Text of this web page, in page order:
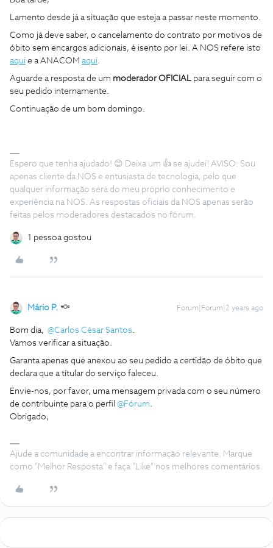
Lamento desde já a situação que esteja a passar neste momento.
Como já deve saber, o cancelamento do contrato por motivos de
óbito sem encargos adicionais, é isento por lei. A NOS refere isto
aqui e a ANACOM aqui.
Aguarde a resposta de um moderador OFICIAL para seguir com o
seu pedido internamente.
Continuação de um bom domingo.
Espero que tenha ajudado! 😊 Deixa um 👍 se ajudei! AVISO: Sou
apenas cliente da NOS e entusiasta de tecnologia, pelo que
qualquer informação será do meu próprio conhecimento e
experiência na NOS. As respostas oficiais da NOS apenas serão
feitas pelos moderadores destacados no fórum.
1 pessoa gostou
Mário P. Forum|Forum|2 years ago
Bom dia, @Carlos César Santos.
Vamos verificar a situação.
Garanta apenas que anexou ao seu pedido a certidão de óbito que
declara que a títular do serviço faleceu.
Envie-nos, por favor, uma mensagem privada com o seu número
de contribuinte para o perfil @Fórum.
Obrigado,
Ajude a comunidade a encontrar informação relevante. Marque
como "Melhor Resposta" e faça "Like" nos melhores comentários.